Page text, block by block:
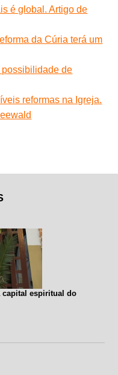
é global. Artigo de
da Cúria terá um
possibilidade de
reformas na Igreja.
capital espiritual do